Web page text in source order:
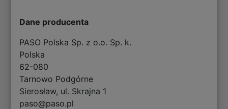
Dane producenta
PASO Polska Sp. z o.o. Sp. k.
Polska
62-080
Tarnowo Podgórne
Sierosław, ul. Skrajna 1
paso@paso.pl